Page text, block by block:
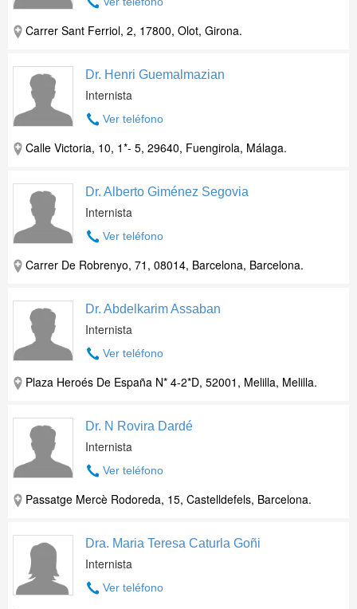
Carrer Sant Ferriol, 2, 17800, Olot, Girona.
Dr. Henri Guemalmazian
Internista
Ver teléfono
Calle Victoria, 10, 1*- 5, 29640, Fuengirola, Málaga.
Dr. Alberto Giménez Segovia
Internista
Ver teléfono
Carrer De Robrenyo, 71, 08014, Barcelona, Barcelona.
Dr. Abdelkarim Assaban
Internista
Ver teléfono
Plaza Heroés De España N* 4-2*D, 52001, Melilla, Melilla.
Dr. N Rovira Dardé
Internista
Ver teléfono
Passatge Mercè Rodoreda, 15, Castelldefels, Barcelona.
Dra. Maria Teresa Caturla Goñi
Internista
Ver teléfono